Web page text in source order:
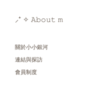
⸝⁺ ✧ 𝙰𝚋𝚘𝚞𝚝 𝚖
關於小小銀河
連結與探訪
會員制度